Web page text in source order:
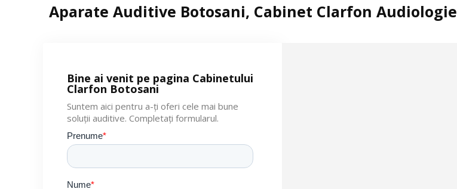
Aparate Auditive Botosani, Cabinet Clarfon Audiologie
Bine ai venit pe pagina Cabinetului
Clarfon Botosani
Suntem aici pentru a-ți oferi cele mai bune
soluții auditive. Completați formularul.